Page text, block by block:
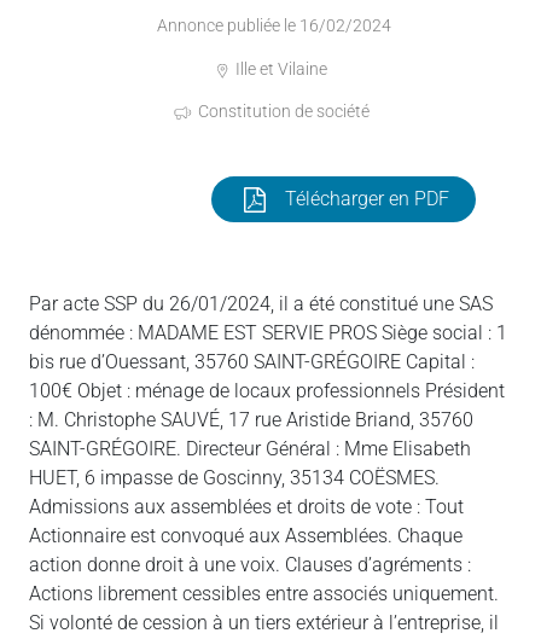
Annonce publiée le 16/02/2024
Ille et Vilaine
Constitution de société
Télécharger en PDF
Par acte SSP du 26/01/2024, il a été constitué une SAS
dénommée : MADAME EST SERVIE PROS Siège social : 1
bis rue d’Ouessant, 35760 SAINT-GRÉGOIRE Capital :
100€ Objet : ménage de locaux professionnels Président
: M. Christophe SAUVÉ, 17 rue Aristide Briand, 35760
SAINT-GRÉGOIRE. Directeur Général : Mme Elisabeth
HUET, 6 impasse de Goscinny, 35134 COËSMES.
Admissions aux assemblées et droits de vote : Tout
Actionnaire est convoqué aux Assemblées. Chaque
action donne droit à une voix. Clauses d’agréments :
Actions librement cessibles entre associés uniquement.
Si volonté de cession à un tiers extérieur à l’entreprise, il